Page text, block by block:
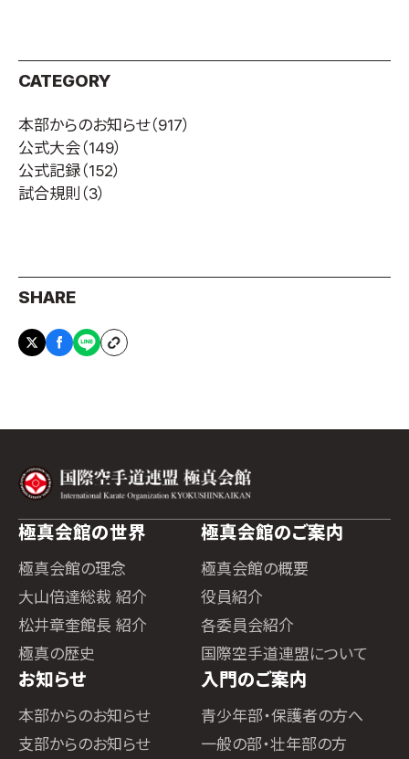
CATEGORY
本部からのお知らせ（917）
公式大会（149）
公式記録（152）
試合規則 （3）
SHARE
極真会館の世界
極真会館の理念
大山倍達総裁 紹介
松井章奎館長 紹介
極真の歴史
極真会館のご案内
極真会館の概要
役員紹介
各委員会紹介
国際空手道連盟について
お知らせ
本部からのお知らせ
支部からのお知らせ
入門のご案内
青少年部・保護者の方へ
一般の部・壮年部の方